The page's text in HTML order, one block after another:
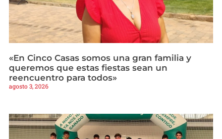
«En Cinco Casas somos una gran familia y
queremos que estas fiestas sean un
reencuentro para todos»
agosto 3, 2026